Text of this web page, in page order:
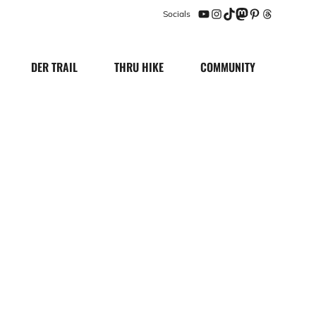
Socials
YouTube
Instagram
TikTok
Mastodon
Pinterest
Threads
DER TRAIL THRU HIKE COMMUNITY